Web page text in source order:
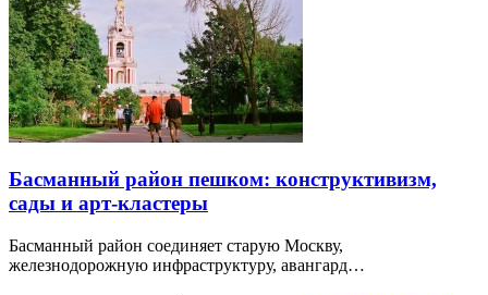
Басманный район пешком: конструктивизм,
сады и арт-кластеры
Басманный район соединяет старую Москву,
железнодорожную инфраструктуру, авангард…